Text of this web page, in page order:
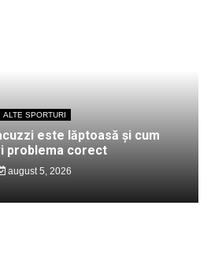
ALTE SPORTURI
este lăptoasă și cum
problema corect
august 5, 2026